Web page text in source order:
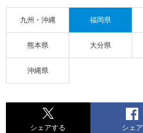
九州・沖縄 福岡県
熊本県 大分県
沖縄県
シェアする シェア